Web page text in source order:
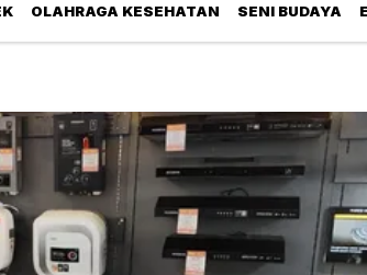
OLAHRAGA KESEHATAN SENI BUDAYA